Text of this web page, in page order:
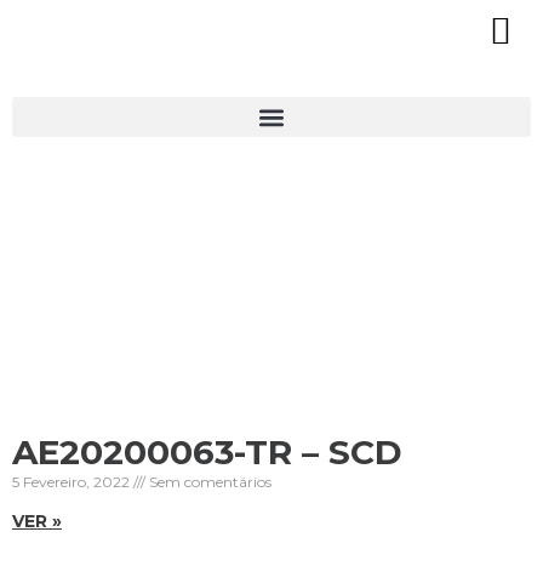
AE20200063-TR – SCD
5 Fevereiro, 2022 Sem comentários
VER »